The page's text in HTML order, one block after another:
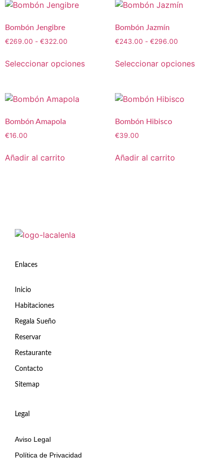
Bombón Jengibre
€269.00 - €322.00
Seleccionar opciones
Bombón Jazmín
€243.00 - €296.00
Seleccionar opciones
Bombón Amapola
€16.00
Añadir al carrito
Bombón Hibisco
€39.00
Añadir al carrito
Enlaces
Inicio
Habitaciones
Regala Sueño
Reservar
Restaurante
Contacto
Sitemap
Legal
Aviso Legal
Política de Privacidad